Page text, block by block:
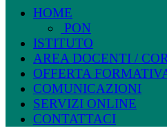
HOME
PON
ISTITUTO
AREA DOCENTI /
OFFERTA
COMUNICAZIONI
SERVIZI ONLINE
CONTATTACI